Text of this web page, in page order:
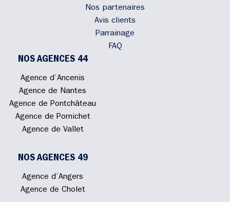
Nos partenaires
Avis clients
Parrainage
FAQ
NOS AGENCES 44
Agence d’Ancenis
Agence de Nantes
Agence de Pontchâteau
Agence de Pornichet
Agence de Vallet
NOS AGENCES 49
Agence d’Angers
Agence de Cholet